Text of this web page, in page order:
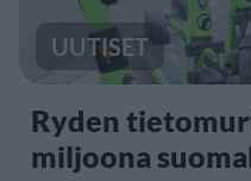
UUTISET
Ryden
miljoona